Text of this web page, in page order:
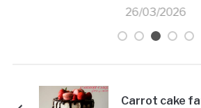
26/03/2026
Carrot cake